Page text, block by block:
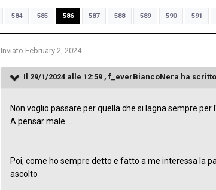
584 585 586 587 588 589 590 591
Inviato February 2, 2024
Il 29/1/2024 alle 12:59 , f_everBiancoNera ha
Non voglio passare per quella che si lagna sempre per
A pensar male .....
Poi, come ho sempre detto e fatto a me interessa la
ascolto